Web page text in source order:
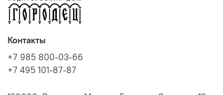
Контакты
+7 985 800-03-66
+7 495 101-87-87